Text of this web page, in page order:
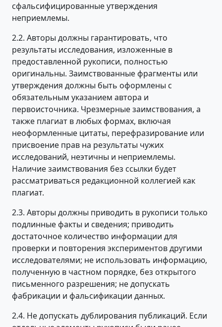
сфальсифицированные утверждения
неприемлемы.
2.2. Авторы должны гарантировать, что
результаты исследования, изложенные в
предоставленной рукописи, полностью
оригинальны. Заимствованные фрагменты или
утверждения должны быть оформлены с
обязательным указанием автора и
первоисточника. Чрезмерные заимствования, а
также плагиат в любых формах, включая
неоформленные цитаты, перефразирование или
присвоение прав на результаты чужих
исследований, неэтичны и неприемлемы.
Наличие заимствования без ссылки будет
рассматриваться редакционной коллегией как
плагиат.
2.3. Авторы должны приводить в рукописи только
подлинные факты и сведения; приводить
достаточное количество информации для
проверки и повторения экспериментов другими
исследователями; не использовать информацию,
полученную в частном порядке, без открытого
письменного разрешения; не допускать
фабрикации и фальсификации данных.
2.4. Не допускать дублирования публикаций. Если